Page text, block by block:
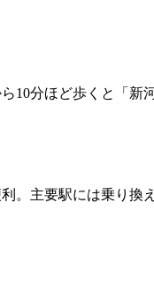
10分ほど歩くと「新
。主要駅には乗り換